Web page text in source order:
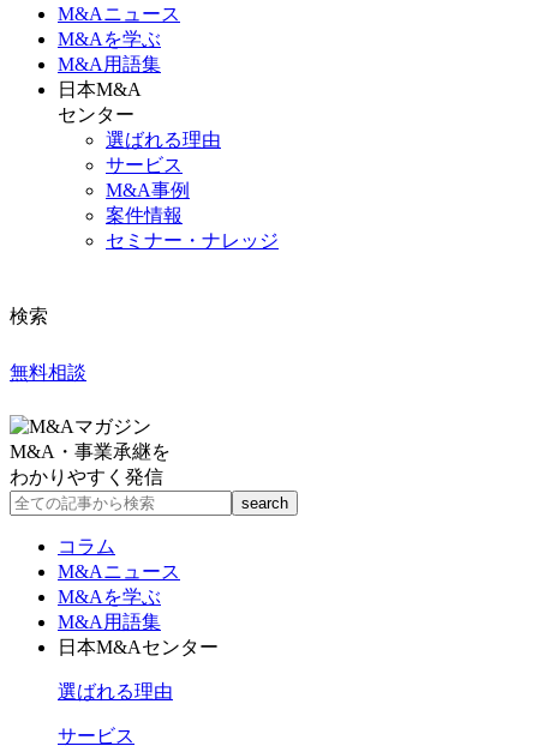
M&Aニュース
M&Aを学ぶ
M&A 用語集
日本M&A
センター
選ばれる理由
サービス
M&A事例
案件情報
セミナー・ナレッジ
検索
無料相談
M&A・事業承継を
わかりやすく発信
コラム
M&Aニュース
M&Aを学ぶ
M&A用語集
日本M&Aセンター
選ばれる理由
サービス